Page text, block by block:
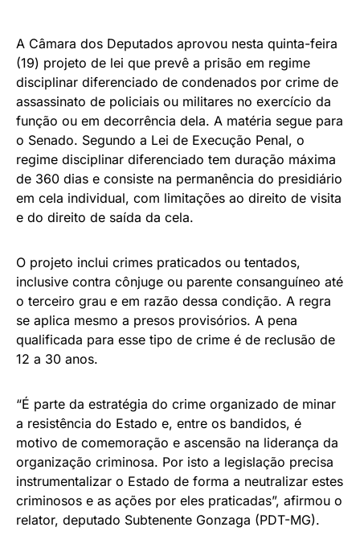
A Câmara dos Deputados aprovou nesta quinta-feira
(19) projeto de lei que prevê a prisão em regime
disciplinar diferenciado de condenados por crime de
assassinato de policiais ou militares no exercício da
função ou em decorrência dela. A matéria segue para
o Senado. Segundo a Lei de Execução Penal, o
regime disciplinar diferenciado tem duração máxima
de 360 dias e consiste na permanência do presidiário
em cela individual, com limitações ao direito de visita
e do direito de saída da cela.
O projeto inclui crimes praticados ou tentados,
inclusive contra cônjuge ou parente consanguíneo até
o terceiro grau e em razão dessa condição. A regra
se aplica mesmo a presos provisórios. A pena
qualificada para esse tipo de crime é de reclusão de
12 a 30 anos.
“É parte da estratégia do crime organizado de minar
a resistência do Estado e, entre os bandidos, é
motivo de comemoração e ascensão na liderança da
organização criminosa. Por isto a legislação precisa
instrumentalizar o Estado de forma a neutralizar estes
criminosos e as ações por eles praticadas”, afirmou o
relator, deputado Subtenente Gonzaga (PDT-MG).